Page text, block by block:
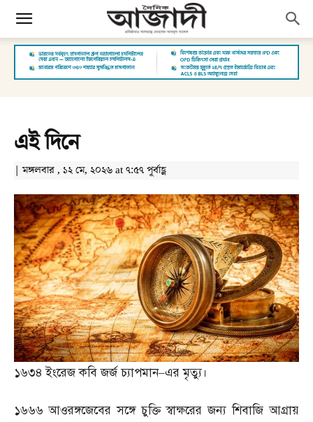
এই দিনে
| মঙ্গলবার , ১২ মে, ২০২৬ at ৭:৫৭ পূর্বাহ্ণ
১৬৩৪ ইংরেজ কবি জর্জ চ্যাপমান–এর মৃত্যু।
১৬৬৬ আওরঙ্গজেবের সঙ্গে চুক্তি স্বাক্ষরের জন্য শিবাজি আগ্রায়